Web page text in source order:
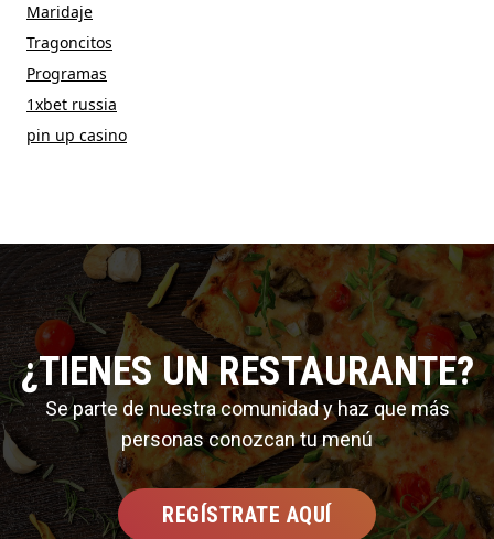
Maridaje
Tragoncitos
Programas
1xbet russia
pin up casino
¿TIENES UN RESTAURANTE?
Se parte de nuestra comunidad y haz que más
personas conozcan tu menú
REGÍSTRATE AQUÍ